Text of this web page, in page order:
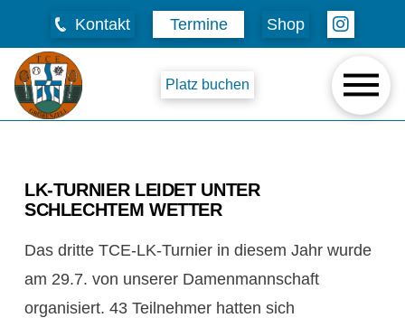
Kontakt Termine Shop
Platz buchen
LK-TURNIER LEIDET UNTER
SCHLECHTEM WETTER
Das dritte TCE-LK-Turnier in diesem Jahr wurde
am 29.7. von unserer Damenmannschaft
organisiert. 43 Teilnehmer hatten sich